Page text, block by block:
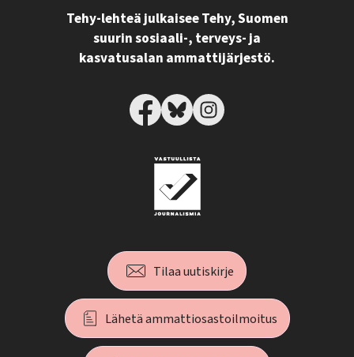
Tehy-lehteä julkaisee Tehy, Suomen
suurin sosiaali-, terveys- ja
kasvatusalan ammattijärjestö.
Tilaa uutiskirje
Lähetä ammattiosastoilmoitus